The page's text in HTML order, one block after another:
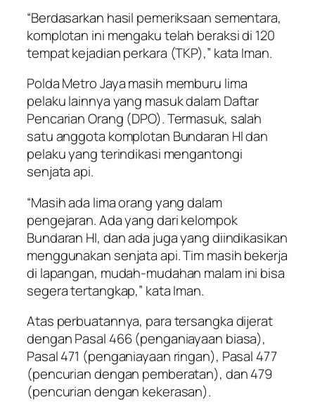
“Berdasarkan hasil pemeriksaan sementara,
komplotan ini mengaku telah beraksi di 120
tempat kejadian perkara (TKP),” kata Iman.
Polda Metro Jaya masih memburu lima
pelaku lainnya yang masuk dalam Daftar
Pencarian Orang (DPO). Termasuk, salah
satu anggota komplotan Bundaran HI dan
pelaku yang terindikasi mengantongi
senjata api.
“Masih ada lima orang yang dalam
pengejaran. Ada yang dari kelompok
Bundaran HI, dan ada juga yang diindikasikan
menggunakan senjata api. Tim masih bekerja
di lapangan, mudah-mudahan malam ini bisa
segera tertangkap,” kata Iman.
Atas perbuatannya, para tersangka dijerat
dengan Pasal 466 (penganiayaan biasa),
Pasal 471 (penganiayaan ringan), Pasal 477
(pencurian dengan pemberatan), dan 479
(pencurian dengan kekerasan).